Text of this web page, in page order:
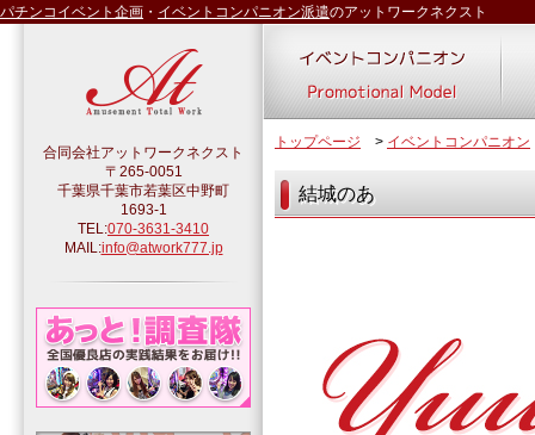
パチンコイベント企画 ・ イベントコンパニオン派遣のアットワークネクスト
合同会社アットワークネクスト
〒265-0051
千葉県千葉市若葉区中野町
1693-1
TEL:070-3631-3410
MAIL:info@atwork777.jp
トップページ > イベントコンパニオン
結城のあ